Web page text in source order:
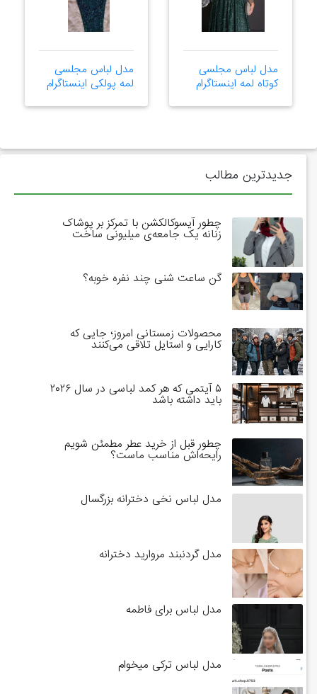
مدل لباس مجلسی
کوتاه لمه اینستاگرام
مدل لباس مجلسی
لمه پولکی اینستاگرام
جدیدترین مطالب
چطور آیسوکالکشن با تمرکز بر پوشاک
زنانه یک جامعه‌ی میلیونی ساخت
گن ساعت شنی چند نفره خوبه؟
محصولات زمستانی امروز؛ جایی که
کارایی و استایل تلاقی می‌کنند
۵ آیتمی که هر کمد لباسی در سال ۲۰۲۶
باید داشته باشد
چطور قبل از خرید عطر مطمئن شویم
رایحه‌اش مناسب ماست؟
مدل لباس نخی دخترانه بزرگسال
مدل گردنبند مروارید دخترانه
مدل لباس برای فاطمه
مدل لباس ترکی میخوام